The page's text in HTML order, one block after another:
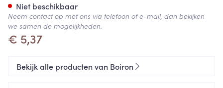
€ 5,37
Niet beschikbaar
Neem contact op met ons via telefoon of e-mail, dan bekijken
we samen de mogelijkheden.
Bekijk alle producten van Boiron